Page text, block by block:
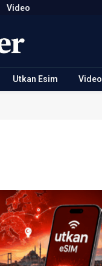
Video
Utkan Esim Video